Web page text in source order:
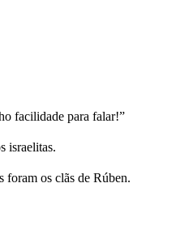
facilidade para falar!”
israelitas.
foram os clãs de Rúben.